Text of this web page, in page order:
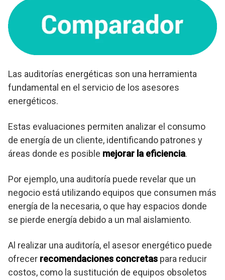
Las auditorías energéticas son una herramienta
fundamental en el servicio de los asesores
energéticos.
Estas evaluaciones permiten analizar el consumo
de energía de un cliente, identificando patrones y
áreas donde es posible mejorar la eficiencia.
Por ejemplo, una auditoría puede revelar que un
negocio está utilizando equipos que consumen más
energía de la necesaria, o que hay espacios donde
se pierde energía debido a un mal aislamiento.
Al realizar una auditoría, el asesor energético puede
ofrecer recomendaciones concretas para reducir
costos, como la sustitución de equipos obsoletos